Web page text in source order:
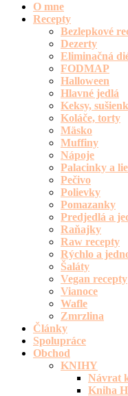
O mne
Recepty
Bezlepkové
Dezerty
Eliminačná
FODMAP
Halloween
Hlavné jedlá
Keksy,
Koláče, torty
Mäsko
Muffiny
Nápoje
Palacinky a
Pečivo
Polievky
Pomazanky
Predjedlá a
Raňajky
Raw recepty
Rýchlo a
Šaláty
Vegan recepty
Vianoce
Wafle
Zmrzlina
Články
Spolupráce
Obchod
KNIHY
Návrat
Kniha